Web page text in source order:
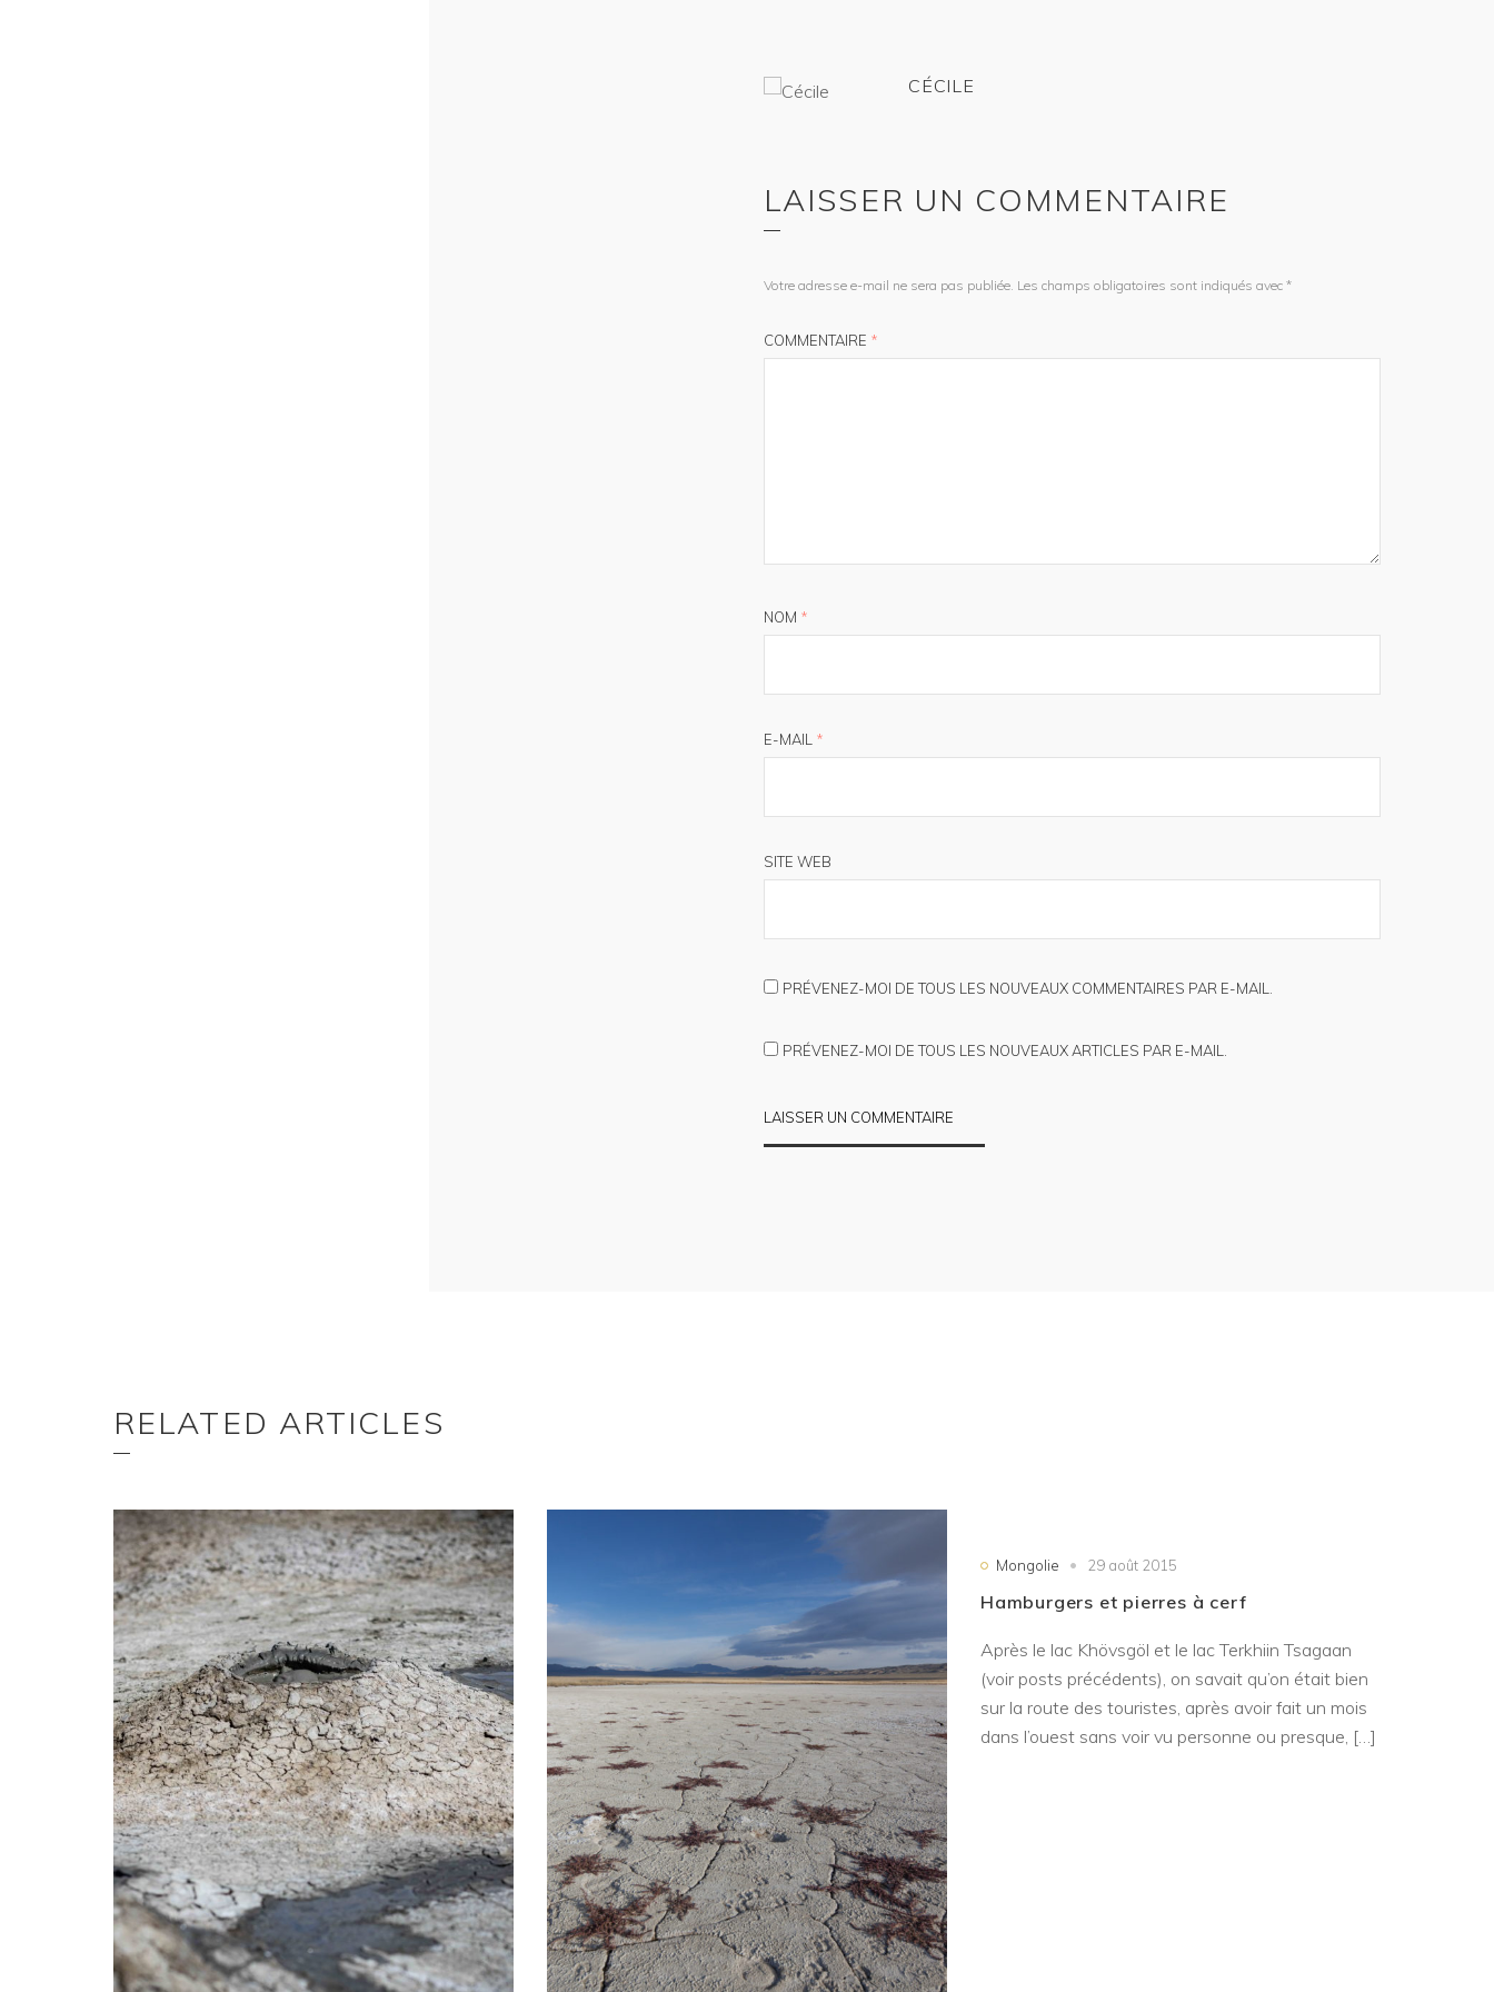
CÉCILE
LAISSER UN COMMENTAIRE
Votre adresse e-mail ne sera pas publiée. Les champs obligatoires sont indiqués avec *
COMMENTAIRE *
NOM *
E-MAIL *
SITE WEB
PRÉVENEZ-MOI DE TOUS LES NOUVEAUX COMMENTAIRES PAR E-MAIL.
PRÉVENEZ-MOI DE TOUS LES NOUVEAUX ARTICLES PAR E-MAIL.
RELATED ARTICLES
Mongolie 29 août 2015
Hamburgers et pierres à cerf
Après le lac Khövsgöl et le lac Terkhiin Tsagaan
(voir posts précédents), on savait qu’on était bien
sur la route des touristes, après avoir fait un mois
dans l’ouest sans voir vu personne ou presque, […]